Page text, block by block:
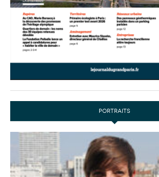
PORTRAITS